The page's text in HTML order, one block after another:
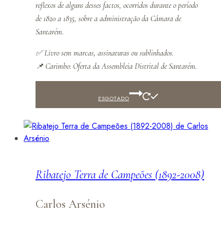
reflexos de alguns desses factos, ocorridos durante o período
de 1820 a 1835, sobre a administração da Câmara de
Santarém.
✅Livro sem marcas, assinaturas ou sublinhados.
📌 Carimbo: Oferta da Assembleia Distrital de Santarém.
ESGOTADO
Ribatejo Terra de Campeões (1892-2008)
Carlos Arsénio